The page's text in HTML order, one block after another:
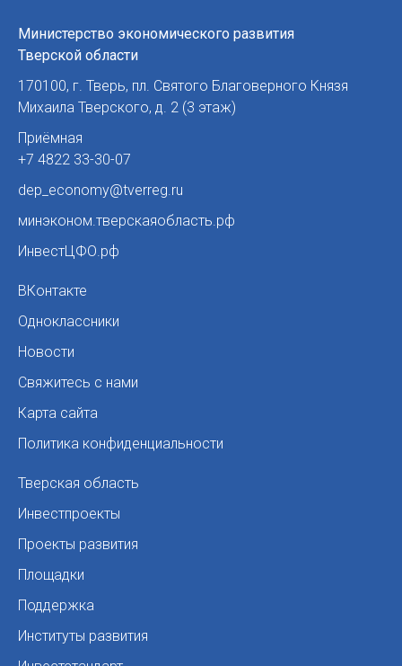
Министерство экономического развития
Тверской области
170100, г. Тверь, пл. Святого Благоверного Князя
Михаила Тверского, д. 2 (3 этаж)
Приёмная
+7 4822 33-30-07
dep_economy@tverreg.ru
минэконом.тверскаяобласть.рф
ИнвестЦФО.рф
ВКонтакте
Одноклассники
Новости
Свяжитесь с нами
Карта сайта
Политика конфиденциальности
Тверская область
Инвестпроекты
Проекты развития
Площадки
Поддержка
Институты развития